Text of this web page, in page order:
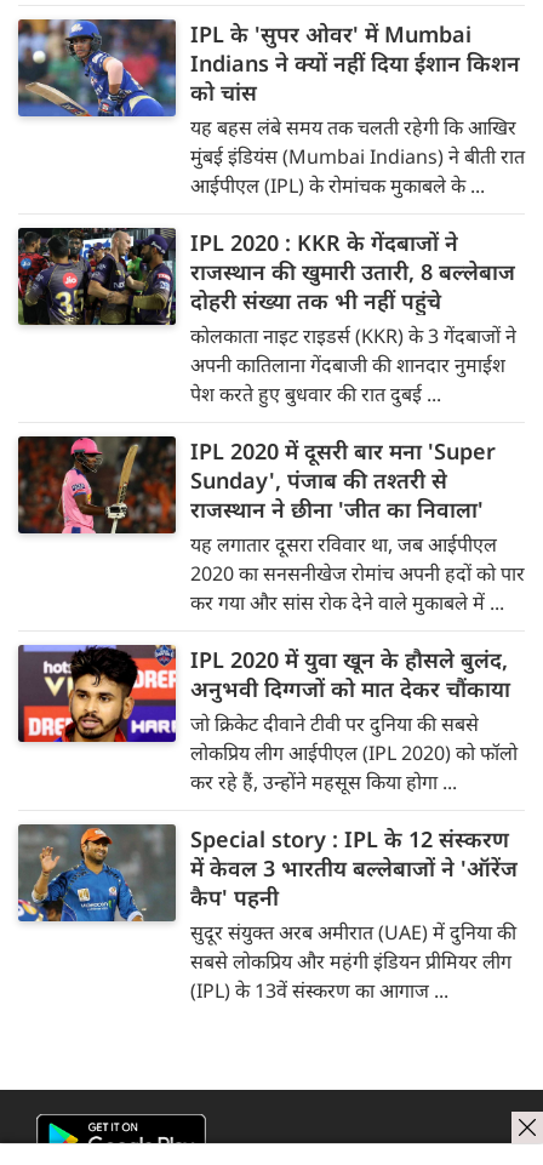
IPL के 'सुपर ओवर' में Mumbai
Indians ने क्यों नहीं दिया ईशान किशन
को चांस
यह बहस लंबे समय तक चलती रहेगी कि आखिर
मुंबई इंडियंस (Mumbai Indians) ने बीती रात
आईपीएल (IPL) के रोमांचक मुकाबले के ...
IPL 2020 : KKR के गेंदबाजों ने
राजस्थान की खुमारी उतारी, 8 बल्लेबाज
दोहरी संख्या तक भी नहीं पहुंचे
कोलकाता नाइट राइडर्स (KKR) के 3 गेंदबाजों ने
अपनी कातिलाना गेंदबाजी की शानदार नुमाईश
पेश करते हुए बुधवार की रात दुबई ...
IPL 2020 में दूसरी बार मना 'Super
Sunday', पंजाब की तश्तरी से
राजस्थान ने छीना 'जीत का निवाला'
यह लगातार दूसरा रविवार था, जब आईपीएल
2020 का सनसनीखेज रोमांच अपनी हदों को पार
कर गया और सांस रोक देने वाले मुकाबले में ...
IPL 2020 में युवा खून के हौसले बुलंद,
अनुभवी दिग्गजों को मात देकर चौंकाया
जो क्रिकेट ‍दीवाने टीवी पर दुनिया की सबसे
लोकप्रिय लीग आईपीएल (IPL 2020) को फॉलो
कर रहे हैं, उन्होंने महसूस किया होगा ...
Special story : IPL के 12 संस्करण
में केवल 3 भारतीय बल्लेबाजों ने 'ऑरेंज
कैप' पहनी
सुदूर संयुक्त अरब अमीरात (UAE) में दुनिया की
सबसे लोकप्रिय और महंगी इंडियन प्रीमियर लीग
(IPL) के 13वें संस्करण का आगाज ...